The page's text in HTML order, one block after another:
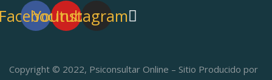
Youtube
Instagram
Copyright © 2022, Psiconsultar Online – Sitio Producido por